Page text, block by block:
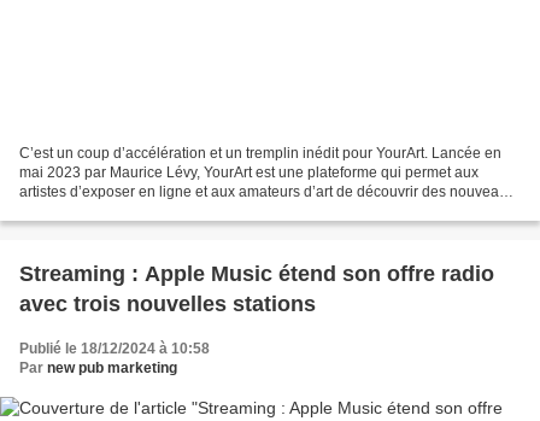
C’est un coup d’accélération et un tremplin inédit pour YourArt. Lancée en
mai 2023 par Maurice Lévy, YourArt est une plateforme qui permet aux
artistes d’exposer en ligne et aux amateurs d’art de découvrir des nouveaux
Streaming : Apple Music étend son offre radio
avec trois nouvelles stations
Publié le 18/12/2024 à 10:58
Par new pub marketing